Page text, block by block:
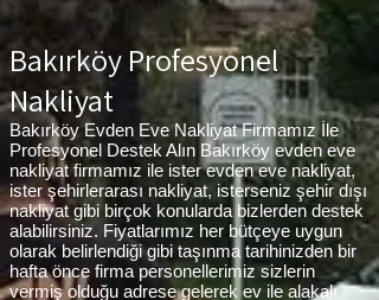
Bakırköy Profesyonel
Nakliyat
Bakırköy Evden Eve Nakliyat Firmamız İle
Profesyonel Destek Alın Bakırköy evden eve
nakliyat firmamız ile ister evden eve nakliyat,
ister şehirlerarası nakliyat, isterseniz şehir dışı
nakliyat gibi birçok konularda bizlerden destek
alabilirsiniz. Fiyatlarımız her bütçeye uygun
olarak belirlendiği gibi taşınma tarihinizden bir
hafta önce firma personellerimiz sizlerin
vermiş olduğu adrese gelerek ev ile alakalı